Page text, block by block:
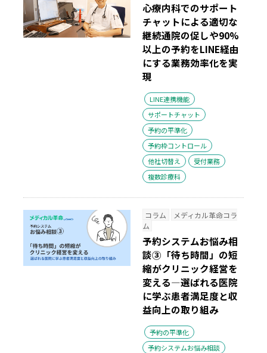
心療内科でのサポート
チャットによる適切な
継続通院の促しや90%
以上の予約をLINE経由
にする業務効率化を実
現
LINE連携機能
サポートチャット
予約の平準化
予約枠コントロール
他社切替え
受付業務
複数診療科
コラム
メディカル革命コラ
ム
予約システムお悩み相
談③「待ち時間」の短
縮がクリニック経営を
変える―選ばれる医院
に学ぶ患者満足度と収
益向上の取り組み
予約の平準化
予約システムお悩み相談